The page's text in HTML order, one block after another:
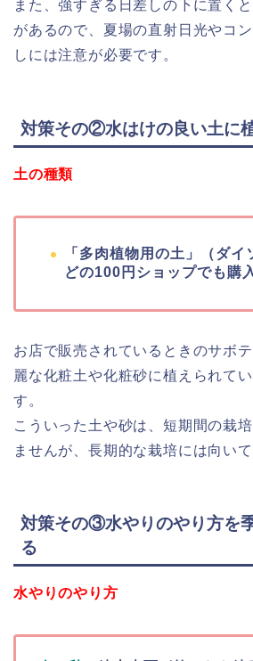
また、強すぎる日差しの下に置く
があるので、夏場の直射日光やコ
しには注意が必要です。
対策その②水はけの良い土に
土の種類
「多肉植物用の土」（ダイ
どの100円ショップでも購
お店で販売されているときのサボ
麗な化粧土や化粧砂に植えられて
す。
こういった土や砂は、短期間の栽
ませんが、長期的な栽培には向いて
対策その③水やりのやり方を
る
水やりのやり方